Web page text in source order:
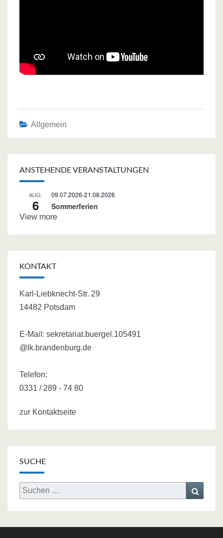
Allgemein
navigation
ANSTEHENDE VERANSTALTUNGEN
AUG.
6
09.07.2026-21.08.2026
Sommerferien
View more
KONTAKT
Karl-Liebknecht-Str. 29
14482 Potsdam
E-Mail: sekretariat.buergel.105491
@lk.brandenburg.de
Telefon:
0331 / 289 - 74 80
zur Kontaktseite
SUCHE
Search
for: